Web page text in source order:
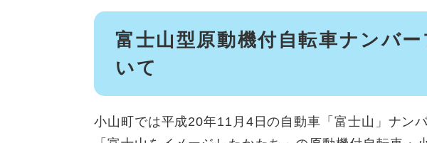
富士山型原動機付自転車ナンバ
いて
小山町では平成20年11月4日の自動車「富士山」ナン